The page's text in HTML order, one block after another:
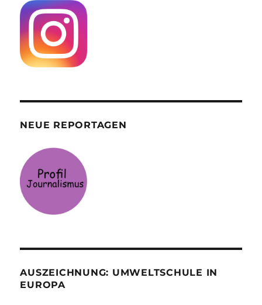
NEUE REPORTAGEN
AUSZEICHNUNG: UMWELTSCHULE IN
EUROPA